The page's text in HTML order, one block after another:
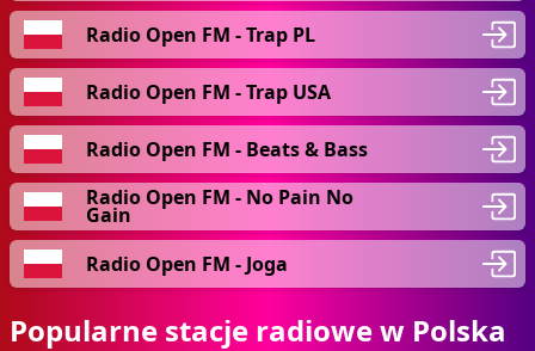
Radio Open FM - Trap PL
Radio Open FM - Trap USA
Radio Open FM - Beats & Bass
Radio Open FM - No Pain No
Gain
Radio Open FM - Joga
Popularne stacje radiowe w Polska